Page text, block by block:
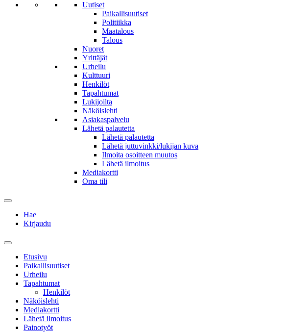
Uutiset
Paikallisuutiset
Politiikka
Maatalous
Talous
Nuoret
Yrittäjät
Urheilu
Kulttuuri
Henkilöt
Tapahtumat
Lukijoilta
Näköislehti
Asiakaspalvelu
Lähetä palautetta
Lähetä palautetta
Lähetä juttuvinkki/lukijan kuva
Ilmoita osoitteen muutos
Lähetä ilmoitus
Mediakortti
Oma tili
Hae
Kirjaudu
Etusivu
Paikallisuutiset
Urheilu
Tapahtumat
Henkilöt
Näköislehti
Mediakortti
Lähetä ilmoitus
Painotyöt